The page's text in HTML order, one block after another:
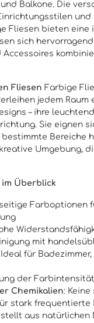
Balkone. Die
und
Fliesen bieten
sich
Fliesen Farbige
jedem
– ihre
Sie eignen
Bereiche
Umgebung,
Überblick
Farboptionen
mit
Ideal für
der
Chemikalien:
stark frequentierte
aus